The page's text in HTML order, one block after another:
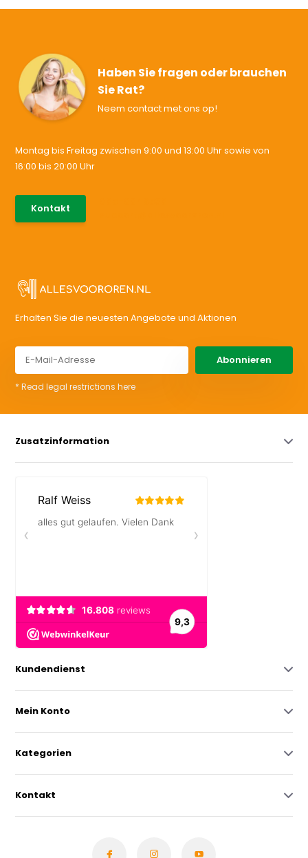
Haben Sie fragen oder brauchen
Sie Rat?
Neem contact met ons op!
Montag bis Freitag zwischen 9:00 und 13:00 Uhr sowie von
16:00 bis 20:00 Uhr
Kontakt
Erhalten Sie die neuesten Angebote und Aktionen
Abonnieren
* Read legal restrictions here
Zusatzinformation
Kundendienst
Mein Konto
Kategorien
Kontakt